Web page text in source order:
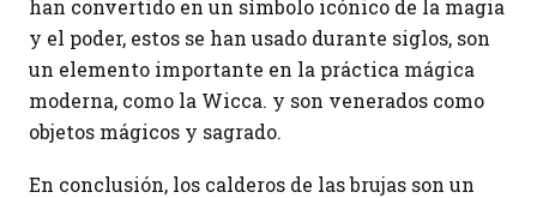
han convertido en un símbolo icónico de la magia
y el poder, estos se han usado durante siglos, son
un elemento importante en la práctica mágica
moderna, como la Wicca. y son venerados como
objetos mágicos y sagrado.
En conclusión, los calderos de las brujas son un